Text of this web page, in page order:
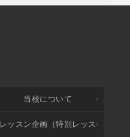
当校について
レッスン企画（特別レッス